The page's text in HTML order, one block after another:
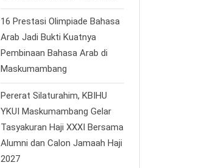
16 Prestasi Olimpiade Bahasa
Arab Jadi Bukti Kuatnya
Pembinaan Bahasa Arab di
Maskumambang
Pererat Silaturahim, KBIHU
YKUI Maskumambang Gelar
Tasyakuran Haji XXXI Bersama
Alumni dan Calon Jamaah Haji
2027